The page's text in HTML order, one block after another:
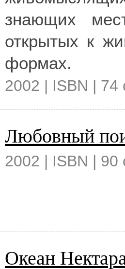
знающих
открытых к
формах.
2002 | ISBN | 74
Любовный
2002 | ISBN | 90
Океан